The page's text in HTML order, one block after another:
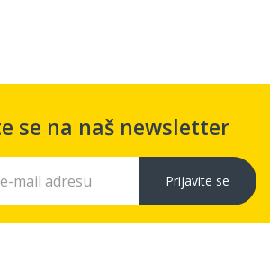
se na naš newsletter
Prijavite se